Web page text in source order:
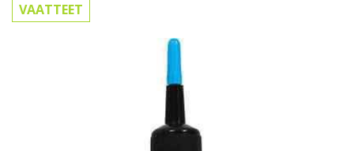
VAATTEET